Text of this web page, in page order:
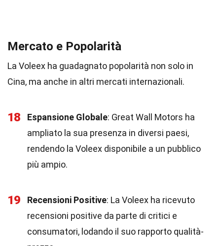
Mercato e Popolarità
La Voleex ha guadagnato popolarità non solo in
Cina, ma anche in altri mercati internazionali.
18 Espansione Globale: Great Wall Motors ha
ampliato la sua presenza in diversi paesi,
rendendo la Voleex disponibile a un pubblico
più ampio.
19 Recensioni Positive: La Voleex ha ricevuto
recensioni positive da parte di critici e
consumatori, lodando il suo rapporto qualità-